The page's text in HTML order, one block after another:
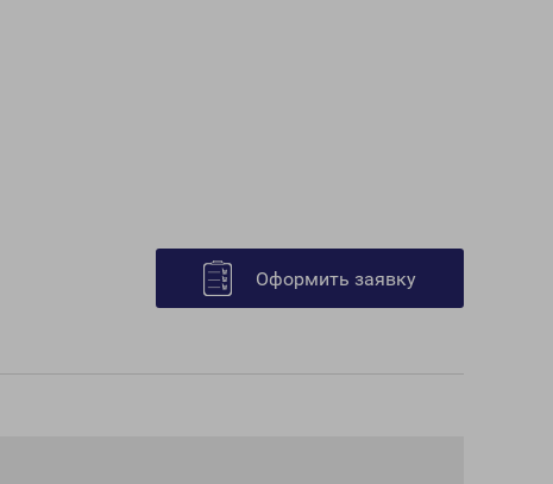
Оформить заявку